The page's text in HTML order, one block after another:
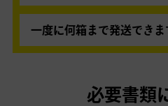
■佐川急便 名古屋南営業
電話：
0562-44-1140
「買取王子の段ボールの
お問い合わせの際に必要とな
弊社担当の佐川急便 名古
問い合わせいただきます
ーターの方へ「買取王子
0562-44-1140
一度に何箱まで発送できま
1回のご利用で2箱まで同
ざいます。申込を分けてご
必要書類